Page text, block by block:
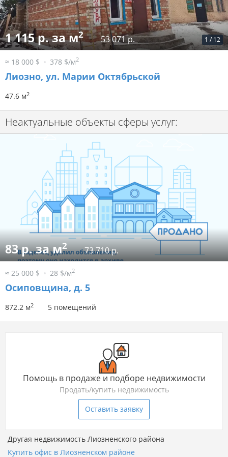
1 / 12
1 115 р. за м2 53 071 р.
≈ 18 000 $ 378 $/м2
Лиозно, ул. Марии Октябрьской
47.6 м2
Неактуальные объекты сферы услуг:
83 р. за м2 73 710 р.
≈ 25 000 $ 28 $/м2
Осиповщина, д. 5
872.2 м2 5 помещений
Помощь в продаже и подборе недвижимости
Продать/купить недвижимость
Оставить заявку
Другая недвижимость Лиозненского района
Купить офис в Лиозненском районе